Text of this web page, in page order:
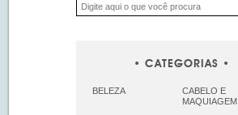
CATEGORIAS
BELEZA
CABELO E
MAQUIAGEM